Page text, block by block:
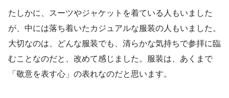
たしかに、スーツやジャケットを着ている人もいました
が、中には落ち着いたカジュアルな服装の人もいました。
大切なのは、どんな服装でも、清らかな気持ちで参拝に臨
むことなのだと、改めて感じました。服装は、あくまで
「敬意を表す心」の表れなのだと思います。